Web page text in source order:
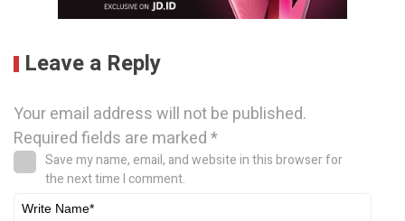
Leave a Reply
Your email address will not be published.
Required fields are marked*
Save my name, email, and website in this browser for
the next time I comment.